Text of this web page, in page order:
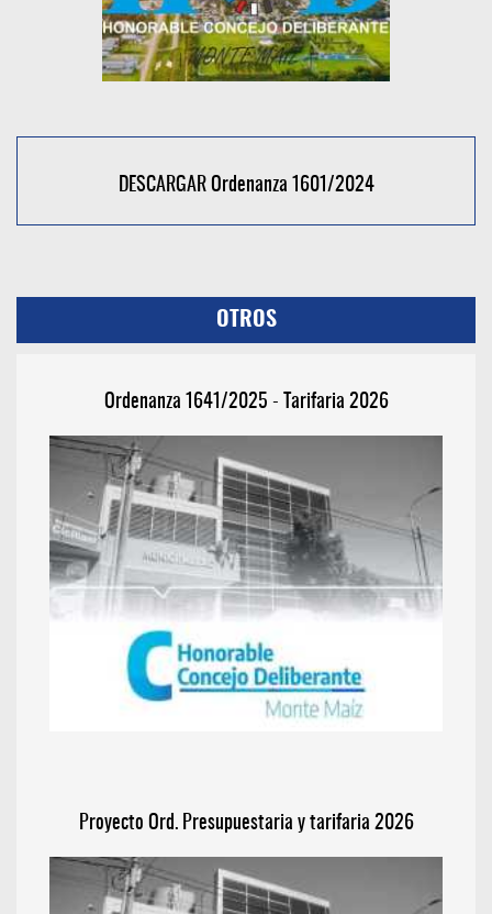
DESCARGAR Ordenanza 1601/2024
OTROS
Ordenanza 1641/2025 - Tarifaria 2026
Proyecto Ord. Presupuestaria y tarifaria 2026